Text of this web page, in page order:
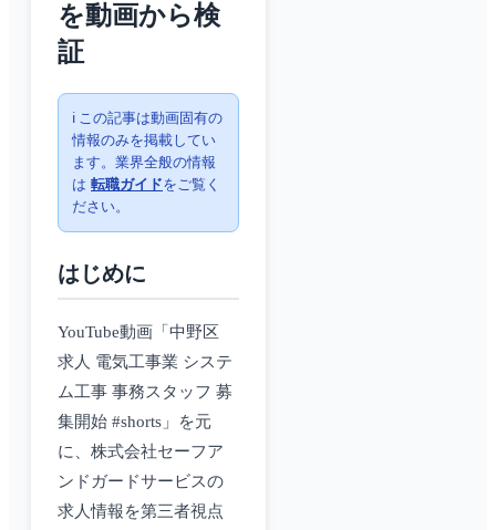
を動画から検
証
ℹ️ この記事は動画固有の
情報のみを掲載してい
ます。業界全般の情報
は 転職ガイドをご覧く
ださい。
はじめに
YouTube動画「中野区
求人 電気工事業 システ
ム工事 事務スタッフ 募
集開始 #shorts」を元
に、株式会社セーフア
ンドガードサービスの
求人情報を第三者視点